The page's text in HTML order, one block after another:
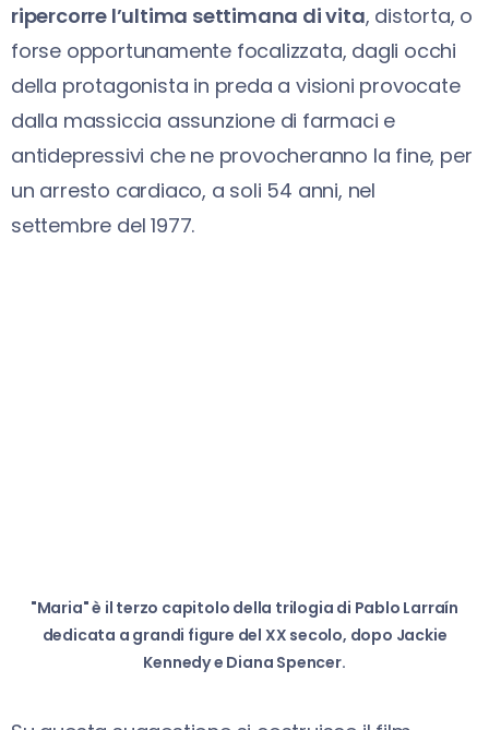
ripercorre l’ultima settimana di vita, distorta, o
forse opportunamente focalizzata, dagli occhi
della protagonista in preda a visioni provocate
dalla massiccia assunzione di farmaci e
antidepressivi che ne provocheranno la fine, per
un arresto cardiaco, a soli 54 anni, nel
settembre del 1977.
"Maria" è il terzo capitolo della trilogia di Pablo Larraín
dedicata a grandi figure del XX secolo, dopo Jackie
Kennedy e Diana Spencer.